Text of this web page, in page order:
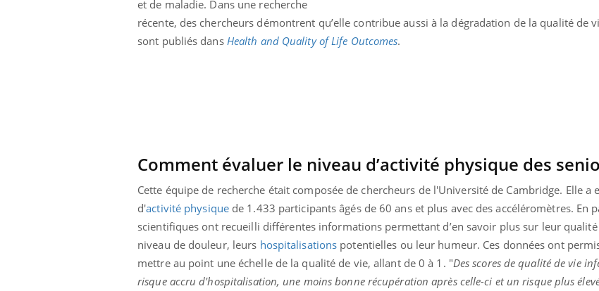
et de maladie. Dans une recherche
récente, des chercheurs démontrent qu’elle contribue aussi à la dégradation de la qualité de
sont publiés dans Health and Quality of Life Outcomes.
Comment évaluer le niveau d’activité physique des
Cette équipe de recherche était composée de chercheurs de l'Université de Cambridge. Elle a
d'activité physiquede 1.433 participants âgés de 60 ans et plus avec des accéléromètres. En
scientifiques ont recueilli différentes informations permettant d’en savoir plus sur leur
niveau de douleur, leurs hospitalisations potentielles ou leur humeur. Ces données ont
mettre au point une échelle de la qualité de vie, allant de 0 à 1. "Des scores de qualité de vie
risque accru d'hospitalisation, une moins bonne récupération après celle-ci et un risque plus